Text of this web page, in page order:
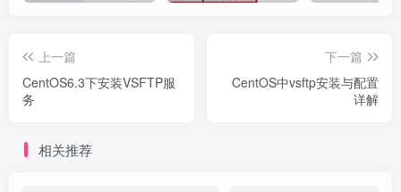
上一篇
CentOS6.3下安装VSFTP服
务
下一篇
CentOS中vsftp安装与配置
详解
相关推荐